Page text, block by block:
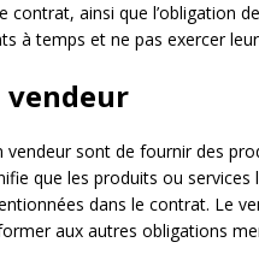
contrat, ainsi que l’obligation
à temps et ne pas exercer
vendeur
vendeur sont de fournir des
que les produits ou
dans le contrat. Le
aux autres obligations